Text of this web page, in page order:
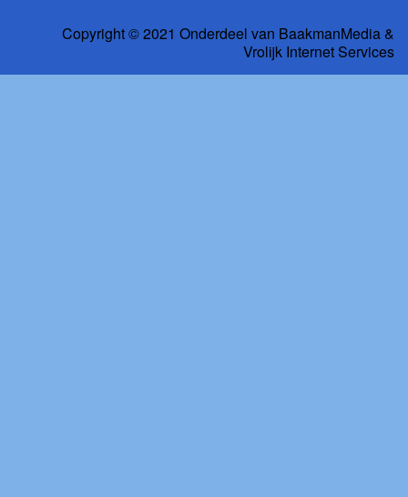
Copyright © 2021 Onderdeel van BaakmanMedia&
Vrolijk Internet Services